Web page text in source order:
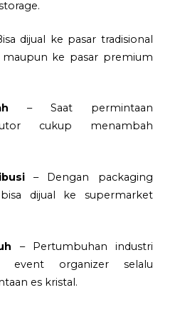
dijual ke pasar tradisional
ke pasar premium
– Saat permintaan
cukup menambah
– Dengan packaging
dijual ke supermarket
– Pertumbuhan industri
event organizer selalu
es kristal.